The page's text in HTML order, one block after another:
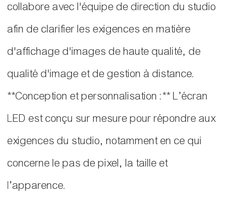
collabore avec l'équipe de direction du studio
afin de clarifier les exigences en matière
d'affichage d'images de haute qualité, de
qualité d'image et de gestion à distance.
**Conception et personnalisation :** L’écran
LED est conçu sur mesure pour répondre aux
exigences du studio, notamment en ce qui
concerne le pas de pixel, la taille et
l’apparence.